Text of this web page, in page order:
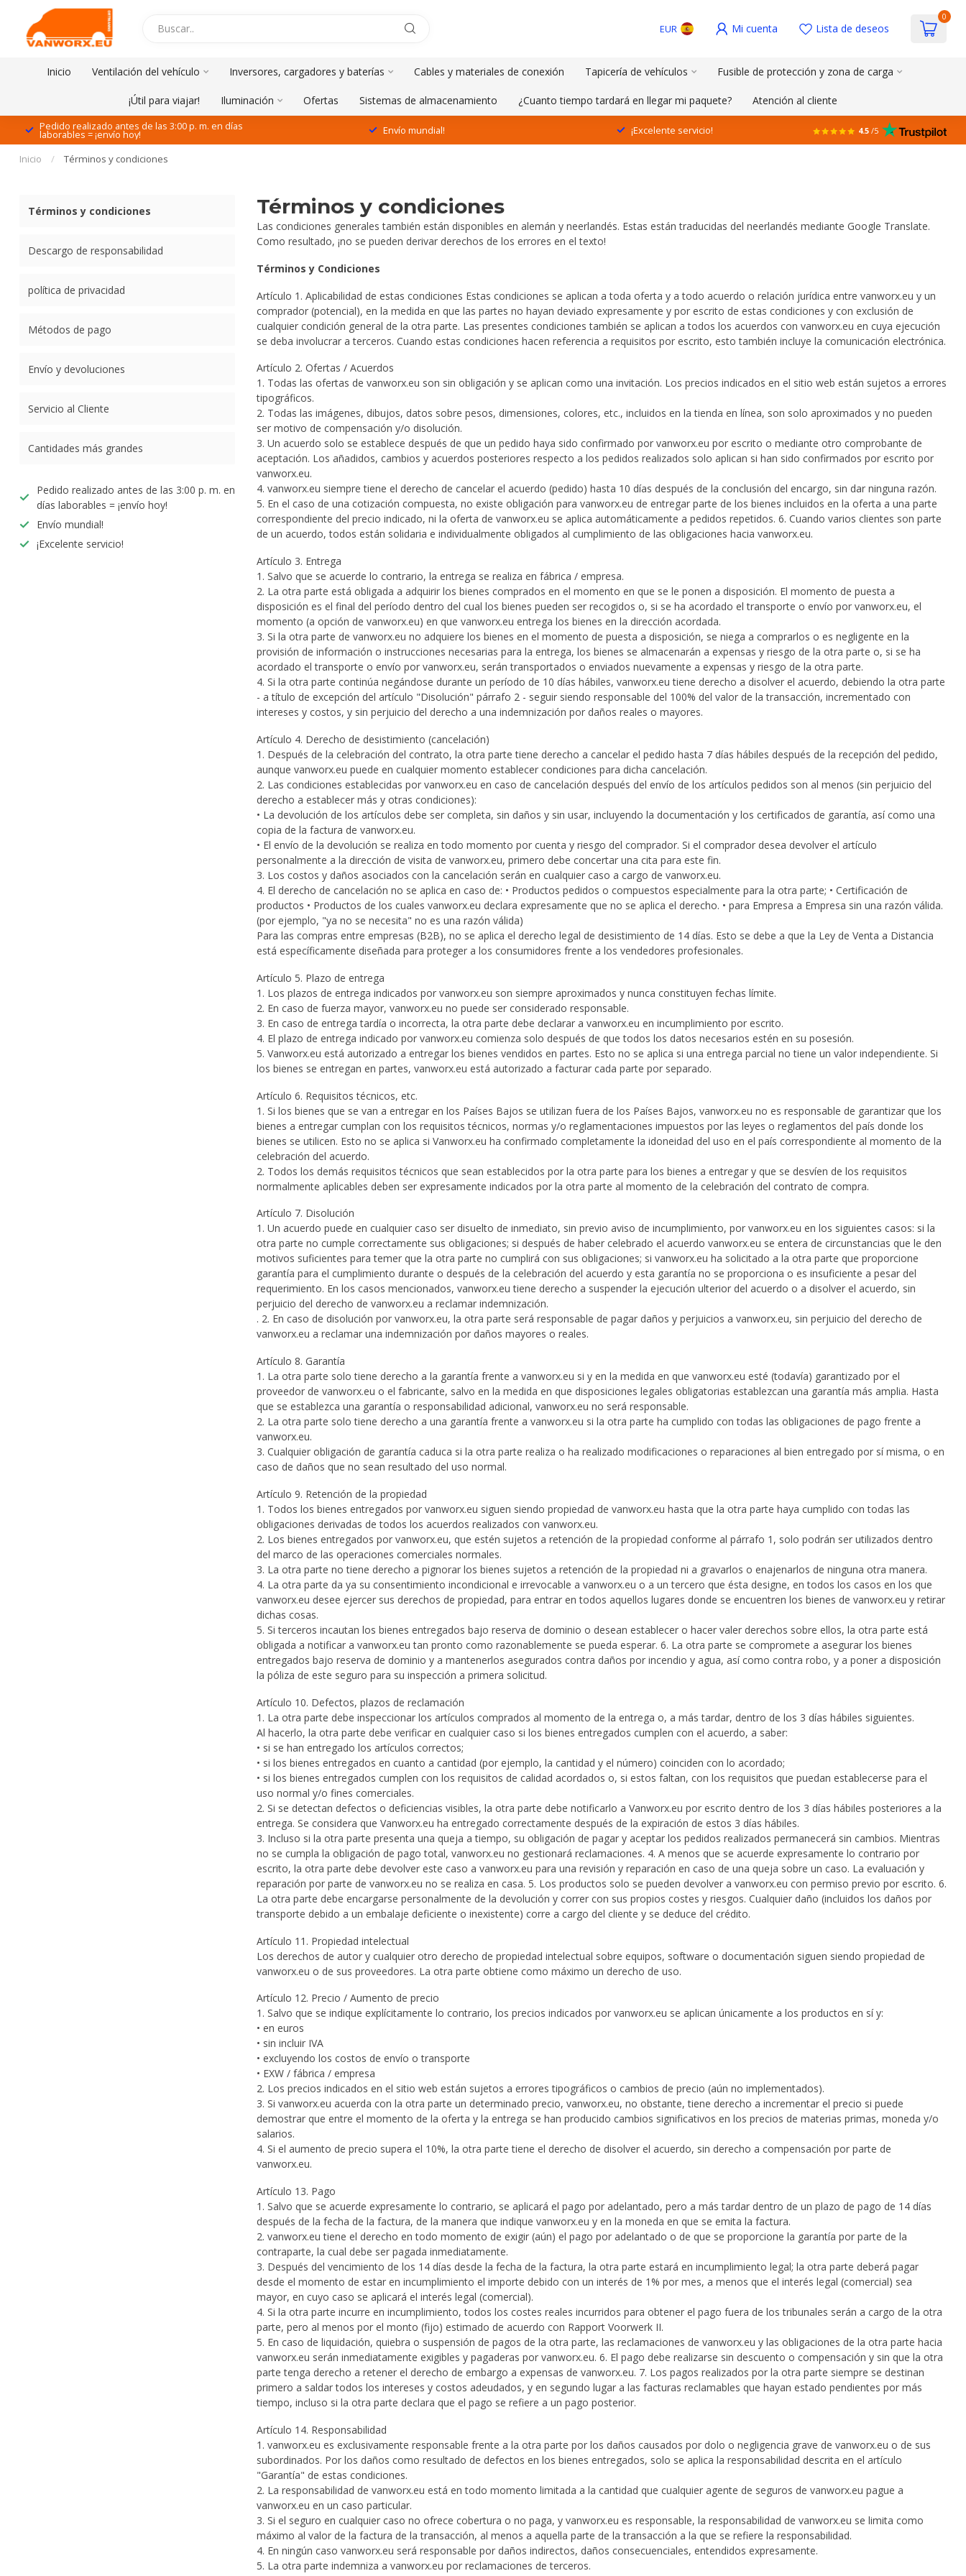
EUR Mi cuenta Lista de deseos
0
Inicio Ventilación del vehículo Inversores, cargadores y baterías Cables y materiales de conexión Tapicería de vehículos Fusible de protección y zona de carga
¡Útil para viajar! Iluminación Ofertas Sistemas de almacenamiento ¿Cuanto tiempo tardará en llegar mi paquete? Atención al cliente
Pedido realizado antes de las 3:00 p. m. en días
laborables = ¡envío hoy! Envío mundial! ¡Excelente servicio! 4.5 /5
Inicio / Términos y condiciones
Términos y condiciones
Descargo de responsabilidad
política de privacidad
Métodos de pago
Envío y devoluciones
Servicio al Cliente
Cantidades más grandes
Pedido realizado antes de las 3:00 p. m. en
días laborables = ¡envío hoy!
Envío mundial!
¡Excelente servicio!
Términos y condiciones
Las condiciones generales también están disponibles en alemán y neerlandés. Estas están traducidas del neerlandés mediante Google Translate.
Como resultado, ¡no se pueden derivar derechos de los errores en el texto!
Términos y Condiciones
Artículo 1. Aplicabilidad de estas condiciones Estas condiciones se aplican a toda oferta y a todo acuerdo o relación jurídica entre vanworx.eu y un
comprador (potencial), en la medida en que las partes no hayan deviado expresamente y por escrito de estas condiciones y con exclusión de
cualquier condición general de la otra parte. Las presentes condiciones también se aplican a todos los acuerdos con vanworx.eu en cuya ejecución
se deba involucrar a terceros. Cuando estas condiciones hacen referencia a requisitos por escrito, esto también incluye la comunicación electrónica.
Artículo 2. Ofertas / Acuerdos
1. Todas las ofertas de vanworx.eu son sin obligación y se aplican como una invitación. Los precios indicados en el sitio web están sujetos a errores
tipográficos.
2. Todas las imágenes, dibujos, datos sobre pesos, dimensiones, colores, etc., incluidos en la tienda en línea, son solo aproximados y no pueden
ser motivo de compensación y/o disolución.
3. Un acuerdo solo se establece después de que un pedido haya sido confirmado por vanworx.eu por escrito o mediante otro comprobante de
aceptación. Los añadidos, cambios y acuerdos posteriores respecto a los pedidos realizados solo aplican si han sido confirmados por escrito por
vanworx.eu.
4. vanworx.eu siempre tiene el derecho de cancelar el acuerdo (pedido) hasta 10 días después de la conclusión del encargo, sin dar ninguna razón.
5. En el caso de una cotización compuesta, no existe obligación para vanworx.eu de entregar parte de los bienes incluidos en la oferta a una parte
correspondiente del precio indicado, ni la oferta de vanworx.eu se aplica automáticamente a pedidos repetidos. 6. Cuando varios clientes son parte
de un acuerdo, todos están solidaria e individualmente obligados al cumplimiento de las obligaciones hacia vanworx.eu.
Artículo 3. Entrega
1. Salvo que se acuerde lo contrario, la entrega se realiza en fábrica / empresa.
2. La otra parte está obligada a adquirir los bienes comprados en el momento en que se le ponen a disposición. El momento de puesta a
disposición es el final del período dentro del cual los bienes pueden ser recogidos o, si se ha acordado el transporte o envío por vanworx.eu, el
momento (a opción de vanworx.eu) en que vanworx.eu entrega los bienes en la dirección acordada.
3. Si la otra parte de vanworx.eu no adquiere los bienes en el momento de puesta a disposición, se niega a comprarlos o es negligente en la
provisión de información o instrucciones necesarias para la entrega, los bienes se almacenarán a expensas y riesgo de la otra parte o, si se ha
acordado el transporte o envío por vanworx.eu, serán transportados o enviados nuevamente a expensas y riesgo de la otra parte.
4. Si la otra parte continúa negándose durante un período de 10 días hábiles, vanworx.eu tiene derecho a disolver el acuerdo, debiendo la otra parte
- a título de excepción del artículo "Disolución" párrafo 2 - seguir siendo responsable del 100% del valor de la transacción, incrementado con
intereses y costos, y sin perjuicio del derecho a una indemnización por daños reales o mayores.
Artículo 4. Derecho de desistimiento (cancelación)
1. Después de la celebración del contrato, la otra parte tiene derecho a cancelar el pedido hasta 7 días hábiles después de la recepción del pedido,
aunque vanworx.eu puede en cualquier momento establecer condiciones para dicha cancelación.
2. Las condiciones establecidas por vanworx.eu en caso de cancelación después del envío de los artículos pedidos son al menos (sin perjuicio del
derecho a establecer más y otras condiciones):
• La devolución de los artículos debe ser completa, sin daños y sin usar, incluyendo la documentación y los certificados de garantía, así como una
copia de la factura de vanworx.eu.
• El envío de la devolución se realiza en todo momento por cuenta y riesgo del comprador. Si el comprador desea devolver el artículo
personalmente a la dirección de visita de vanworx.eu, primero debe concertar una cita para este fin.
3. Los costos y daños asociados con la cancelación serán en cualquier caso a cargo de vanworx.eu.
4. El derecho de cancelación no se aplica en caso de: • Productos pedidos o compuestos especialmente para la otra parte; • Certificación de
productos • Productos de los cuales vanworx.eu declara expresamente que no se aplica el derecho. • para Empresa a Empresa sin una razón válida.
(por ejemplo, "ya no se necesita" no es una razón válida)
Para las compras entre empresas (B2B), no se aplica el derecho legal de desistimiento de 14 días. Esto se debe a que la Ley de Venta a Distancia
está específicamente diseñada para proteger a los consumidores frente a los vendedores profesionales.
Artículo 5. Plazo de entrega
1. Los plazos de entrega indicados por vanworx.eu son siempre aproximados y nunca constituyen fechas límite.
2. En caso de fuerza mayor, vanworx.eu no puede ser considerado responsable.
3. En caso de entrega tardía o incorrecta, la otra parte debe declarar a vanworx.eu en incumplimiento por escrito.
4. El plazo de entrega indicado por vanworx.eu comienza solo después de que todos los datos necesarios estén en su posesión.
5. Vanworx.eu está autorizado a entregar los bienes vendidos en partes. Esto no se aplica si una entrega parcial no tiene un valor independiente. Si
los bienes se entregan en partes, vanworx.eu está autorizado a facturar cada parte por separado.
Artículo 6. Requisitos técnicos, etc.
1. Si los bienes que se van a entregar en los Países Bajos se utilizan fuera de los Países Bajos, vanworx.eu no es responsable de garantizar que los
bienes a entregar cumplan con los requisitos técnicos, normas y/o reglamentaciones impuestos por las leyes o reglamentos del país donde los
bienes se utilicen. Esto no se aplica si Vanworx.eu ha confirmado completamente la idoneidad del uso en el país correspondiente al momento de la
celebración del acuerdo.
2. Todos los demás requisitos técnicos que sean establecidos por la otra parte para los bienes a entregar y que se desvíen de los requisitos
normalmente aplicables deben ser expresamente indicados por la otra parte al momento de la celebración del contrato de compra.
Artículo 7. Disolución
1. Un acuerdo puede en cualquier caso ser disuelto de inmediato, sin previo aviso de incumplimiento, por vanworx.eu en los siguientes casos: si la
otra parte no cumple correctamente sus obligaciones; si después de haber celebrado el acuerdo vanworx.eu se entera de circunstancias que le den
motivos suficientes para temer que la otra parte no cumplirá con sus obligaciones; si vanworx.eu ha solicitado a la otra parte que proporcione
garantía para el cumplimiento durante o después de la celebración del acuerdo y esta garantía no se proporciona o es insuficiente a pesar del
requerimiento. En los casos mencionados, vanworx.eu tiene derecho a suspender la ejecución ulterior del acuerdo o a disolver el acuerdo, sin
perjuicio del derecho de vanworx.eu a reclamar indemnización.
. 2. En caso de disolución por vanworx.eu, la otra parte será responsable de pagar daños y perjuicios a vanworx.eu, sin perjuicio del derecho de
vanworx.eu a reclamar una indemnización por daños mayores o reales.
Artículo 8. Garantía
1. La otra parte solo tiene derecho a la garantía frente a vanworx.eu si y en la medida en que vanworx.eu esté (todavía) garantizado por el
proveedor de vanworx.eu o el fabricante, salvo en la medida en que disposiciones legales obligatorias establezcan una garantía más amplia. Hasta
que se establezca una garantía o responsabilidad adicional, vanworx.eu no será responsable.
2. La otra parte solo tiene derecho a una garantía frente a vanworx.eu si la otra parte ha cumplido con todas las obligaciones de pago frente a
vanworx.eu.
3. Cualquier obligación de garantía caduca si la otra parte realiza o ha realizado modificaciones o reparaciones al bien entregado por sí misma, o en
caso de daños que no sean resultado del uso normal.
Artículo 9. Retención de la propiedad
1. Todos los bienes entregados por vanworx.eu siguen siendo propiedad de vanworx.eu hasta que la otra parte haya cumplido con todas las
obligaciones derivadas de todos los acuerdos realizados con vanworx.eu.
2. Los bienes entregados por vanworx.eu, que estén sujetos a retención de la propiedad conforme al párrafo 1, solo podrán ser utilizados dentro
del marco de las operaciones comerciales normales.
3. La otra parte no tiene derecho a pignorar los bienes sujetos a retención de la propiedad ni a gravarlos o enajenarlos de ninguna otra manera.
4. La otra parte da ya su consentimiento incondicional e irrevocable a vanworx.eu o a un tercero que ésta designe, en todos los casos en los que
vanworx.eu desee ejercer sus derechos de propiedad, para entrar en todos aquellos lugares donde se encuentren los bienes de vanworx.eu y retirar
dichas cosas.
5. Si terceros incautan los bienes entregados bajo reserva de dominio o desean establecer o hacer valer derechos sobre ellos, la otra parte está
obligada a notificar a vanworx.eu tan pronto como razonablemente se pueda esperar. 6. La otra parte se compromete a asegurar los bienes
entregados bajo reserva de dominio y a mantenerlos asegurados contra daños por incendio y agua, así como contra robo, y a poner a disposición
la póliza de este seguro para su inspección a primera solicitud.
Artículo 10. Defectos, plazos de reclamación
1. La otra parte debe inspeccionar los artículos comprados al momento de la entrega o, a más tardar, dentro de los 3 días hábiles siguientes.
Al hacerlo, la otra parte debe verificar en cualquier caso si los bienes entregados cumplen con el acuerdo, a saber:
• si se han entregado los artículos correctos;
• si los bienes entregados en cuanto a cantidad (por ejemplo, la cantidad y el número) coinciden con lo acordado;
• si los bienes entregados cumplen con los requisitos de calidad acordados o, si estos faltan, con los requisitos que puedan establecerse para el
uso normal y/o fines comerciales.
2. Si se detectan defectos o deficiencias visibles, la otra parte debe notificarlo a Vanworx.eu por escrito dentro de los 3 días hábiles posteriores a la
entrega. Se considera que Vanworx.eu ha entregado correctamente después de la expiración de estos 3 días hábiles.
3. Incluso si la otra parte presenta una queja a tiempo, su obligación de pagar y aceptar los pedidos realizados permanecerá sin cambios. Mientras
no se cumpla la obligación de pago total, vanworx.eu no gestionará reclamaciones. 4. A menos que se acuerde expresamente lo contrario por
escrito, la otra parte debe devolver este caso a vanworx.eu para una revisión y reparación en caso de una queja sobre un caso. La evaluación y
reparación por parte de vanworx.eu no se realiza en casa. 5. Los productos solo se pueden devolver a vanworx.eu con permiso previo por escrito. 6.
La otra parte debe encargarse personalmente de la devolución y correr con sus propios costes y riesgos. Cualquier daño (incluidos los daños por
transporte debido a un embalaje deficiente o inexistente) corre a cargo del cliente y se deduce del crédito.
Artículo 11. Propiedad intelectual
Los derechos de autor y cualquier otro derecho de propiedad intelectual sobre equipos, software o documentación siguen siendo propiedad de
vanworx.eu o de sus proveedores. La otra parte obtiene como máximo un derecho de uso.
Artículo 12. Precio / Aumento de precio
1. Salvo que se indique explícitamente lo contrario, los precios indicados por vanworx.eu se aplican únicamente a los productos en sí y:
• en euros
• sin incluir IVA
• excluyendo los costos de envío o transporte
• EXW / fábrica / empresa
2. Los precios indicados en el sitio web están sujetos a errores tipográficos o cambios de precio (aún no implementados).
3. Si vanworx.eu acuerda con la otra parte un determinado precio, vanworx.eu, no obstante, tiene derecho a incrementar el precio si puede
demostrar que entre el momento de la oferta y la entrega se han producido cambios significativos en los precios de materias primas, moneda y/o
salarios.
4. Si el aumento de precio supera el 10%, la otra parte tiene el derecho de disolver el acuerdo, sin derecho a compensación por parte de
vanworx.eu.
Artículo 13. Pago
1. Salvo que se acuerde expresamente lo contrario, se aplicará el pago por adelantado, pero a más tardar dentro de un plazo de pago de 14 días
después de la fecha de la factura, de la manera que indique vanworx.eu y en la moneda en que se emita la factura.
2. vanworx.eu tiene el derecho en todo momento de exigir (aún) el pago por adelantado o de que se proporcione la garantía por parte de la
contraparte, la cual debe ser pagada inmediatamente.
3. Después del vencimiento de los 14 días desde la fecha de la factura, la otra parte estará en incumplimiento legal; la otra parte deberá pagar
desde el momento de estar en incumplimiento el importe debido con un interés de 1% por mes, a menos que el interés legal (comercial) sea
mayor, en cuyo caso se aplicará el interés legal (comercial).
4. Si la otra parte incurre en incumplimiento, todos los costes reales incurridos para obtener el pago fuera de los tribunales serán a cargo de la otra
parte, pero al menos por el monto (fijo) estimado de acuerdo con Rapport Voorwerk II.
5. En caso de liquidación, quiebra o suspensión de pagos de la otra parte, las reclamaciones de vanworx.eu y las obligaciones de la otra parte hacia
vanworx.eu serán inmediatamente exigibles y pagaderas por vanworx.eu. 6. El pago debe realizarse sin descuento o compensación y sin que la otra
parte tenga derecho a retener el derecho de embargo a expensas de vanworx.eu. 7. Los pagos realizados por la otra parte siempre se destinan
primero a saldar todos los intereses y costos adeudados, y en segundo lugar a las facturas reclamables que hayan estado pendientes por más
tiempo, incluso si la otra parte declara que el pago se refiere a un pago posterior.
Artículo 14. Responsabilidad
1. vanworx.eu es exclusivamente responsable frente a la otra parte por los daños causados por dolo o negligencia grave de vanworx.eu o de sus
subordinados. Por los daños como resultado de defectos en los bienes entregados, solo se aplica la responsabilidad descrita en el artículo
"Garantía" de estas condiciones.
2. La responsabilidad de vanworx.eu está en todo momento limitada a la cantidad que cualquier agente de seguros de vanworx.eu pague a
vanworx.eu en un caso particular.
3. Si el seguro en cualquier caso no ofrece cobertura o no paga, y vanworx.eu es responsable, la responsabilidad de vanworx.eu se limita como
máximo al valor de la factura de la transacción, al menos a aquella parte de la transacción a la que se refiere la responsabilidad.
4. En ningún caso vanworx.eu será responsable por daños indirectos, daños consecuenciales, entendidos expresamente.
5. La otra parte indemniza a vanworx.eu por reclamaciones de terceros.